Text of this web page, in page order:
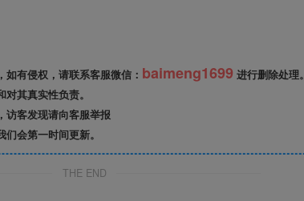
有侵权，请联系客服微信： baimeng1699 进行删除处理。
其真实性负责。
访客发现请向客服举报
会第一时间更新。
THE END